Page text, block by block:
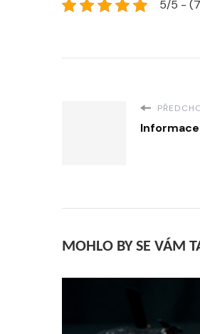
5/5 -
MOHLO BY SE VÁM